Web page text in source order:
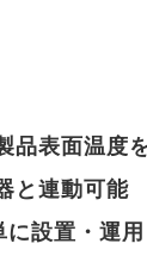
品表面温度
と連動可能
設置・運用